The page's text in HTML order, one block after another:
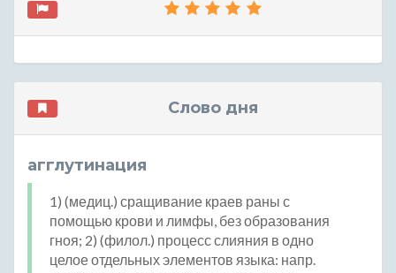
Слово дня
агглутинация
1) (медиц.) сращивание краев раны с
помощью крови и лимфы, без образования
гноя; 2) (филол.) процесс слияния в одно
целое отдельных элементов языка: напр.